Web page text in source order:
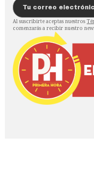
Al suscribirte aceptas nuestros
comenzarás a recibir nuestro